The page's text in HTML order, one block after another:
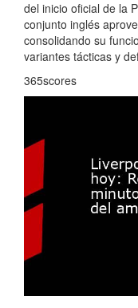
del inicio oficial de la
conjunto inglés
consolidando su
variantes tácticas y
365scores